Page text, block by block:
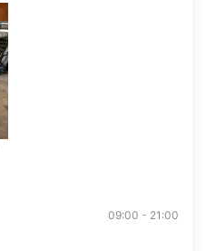
09:00 - 21:00